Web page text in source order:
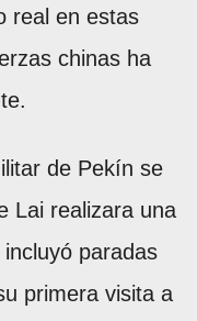
real en estas
chinas ha
de Pekín se
Lai realizara una
incluyó paradas
primera visita a